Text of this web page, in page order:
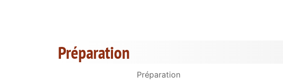
Préparation
Préparation